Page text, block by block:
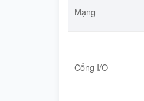
Mạng
Cổng I/O